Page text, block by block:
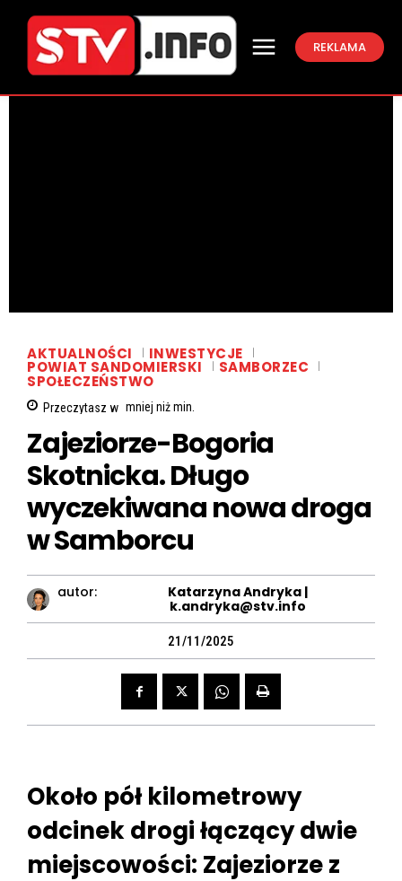
REKLAMA
AKTUALNOŚCI INWESTYCJE
POWIAT SANDOMIERSKI SAMBORZEC
SPOŁECZEŃSTWO
Przeczytasz w mniej niżmin.
Zajeziorze-Bogoria
Skotnicka. Długo
wyczekiwana nowa droga
w Samborcu
autor:
Katarzyna Andryka |
k.andryka@stv.info
21/11/2025
Około pół kilometrowy
odcinek drogi łączący dwie
miejscowości: Zajeziorze z